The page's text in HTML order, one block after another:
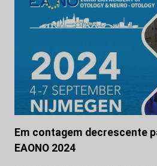
Em contagem decrescente
EAONO 2024